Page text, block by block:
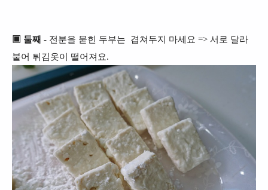
▣ 둘째 - 전분을 묻힌 두부는 겹쳐두지 마세요 => 서로 달라
붙어 튀김옷이 떨어져요.